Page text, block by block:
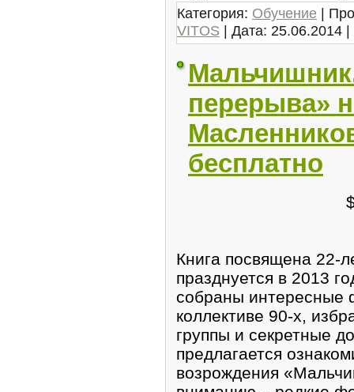
Категория: Обучение |
VITOS | Дата: 25.06.2014 |
перерыва»
бесплатно
Книга посвящена 22-
празднуется в 2013
собраны интересные
коллективе 90-х,
группы и секретные
предлагается
возрождения